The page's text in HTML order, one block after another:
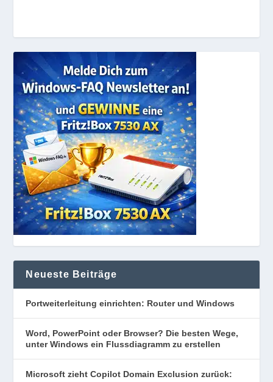
Neueste Beiträge
Portweiterleitung einrichten: Router und Windows
Word, PowerPoint oder Browser? Die besten Wege,
unter Windows ein Flussdiagramm zu erstellen
Microsoft zieht Copilot Domain Exclusion zurück: